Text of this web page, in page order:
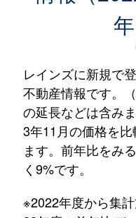
レインズに新規で
不動産情報です。
の延長などは含み
3年11月の価格を
ます。前年比をみ
く9%です。
※2022年度から集